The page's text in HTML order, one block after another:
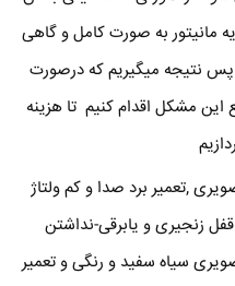
مانیتور به صورت کامل و گاهی
پس نتیجه میگیریم که درصورت
مشکل اقدام کنیم تا هزینه
,تعمیر برد صدا و کم ولتاژ
زنجیری و یابرقی-نداشتن
سیاه سفید و رنگی و تعمیر